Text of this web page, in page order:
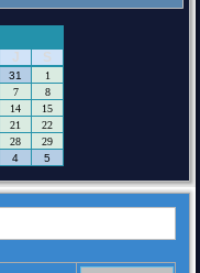
J S
31
1
7
8
14
15
21
22
28
29
4 5